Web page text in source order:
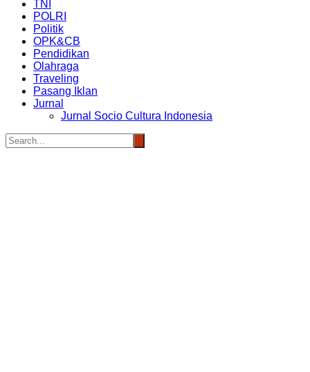
TNI
POLRI
Politik
OPK&CB
Pendidikan
Olahraga
Traveling
Pasang Iklan
Jurnal
Jurnal Socio Cultura Indonesia